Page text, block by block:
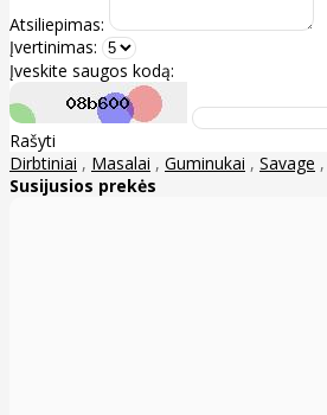
Atsiliepimas:
Įvertinimas:
Įveskite saugos kodą:
Rašyti
Dirbtiniai , Masalai , Guminukai , Savage ,
Susijusios prekės